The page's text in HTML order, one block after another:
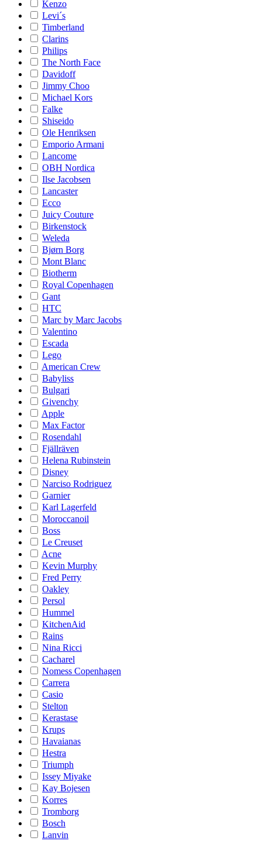
Kenzo
Levi´s
Timberland
Clarins
Philips
The North Face
Davidoff
Jimmy Choo
Michael Kors
Falke
Shiseido
Ole Henriksen
Emporio Armani
Lancome
OBH Nordica
Ilse Jacobsen
Lancaster
Ecco
Juicy Couture
Birkenstock
Weleda
Bjørn Borg
Mont Blanc
Biotherm
Royal Copenhagen
Gant
HTC
Marc by Marc Jacobs
Valentino
Escada
Lego
American Crew
Babyliss
Bulgari
Givenchy
Apple
Max Factor
Rosendahl
Fjällräven
Helena Rubinstein
Disney
Narciso Rodriguez
Garnier
Karl Lagerfeld
Moroccanoil
Boss
Le Creuset
Acne
Kevin Murphy
Fred Perry
Oakley
Persol
Hummel
KitchenAid
Rains
Nina Ricci
Cacharel
Nomess Copenhagen
Carrera
Casio
Stelton
Kerastase
Krups
Havaianas
Hestra
Triumph
Issey Miyake
Kay Bojesen
Korres
Tromborg
Bosch
Lanvin